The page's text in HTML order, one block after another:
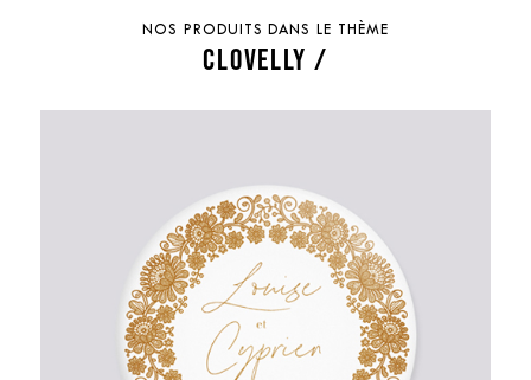
NOS PRODUITS DANS LE THÈME
CLOVELLY /